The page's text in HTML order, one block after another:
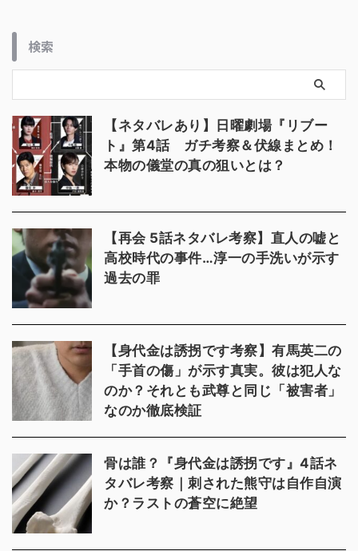
検索
【ネタバレあり】日曜劇場『リブー
ト』第4話 ガチ考察＆伏線まとめ！
本物の儀堂の真の狙いとは？
【再会 5話ネタバレ考察】直人の嘘と
高校時代の事件…淳一の手洗いが示す
過去の罪
【身代金は誘拐です考察】有馬英二の
「手首の傷」が示す真実。彼は犯人な
のか？それとも武尊と同じ「被害者」
なのか徹底検証
骨は誰？『身代金は誘拐です』4話ネ
タバレ考察｜刺された熊守は自作自演
か？ラストの蒼空に絶望